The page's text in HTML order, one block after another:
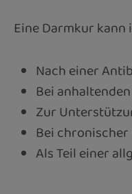
Eine Darmkur
Nach einer
Bei
Zur
Bei
Als Teil einer